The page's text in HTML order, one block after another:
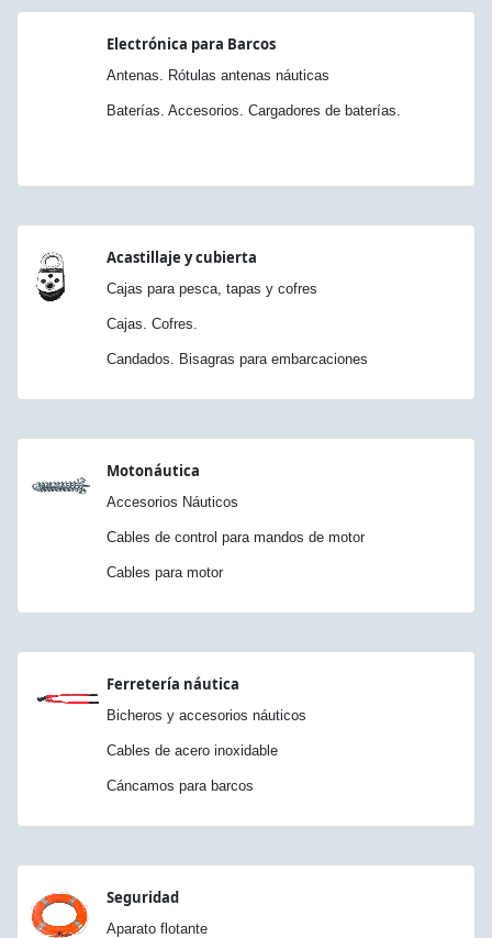
Electrónica para Barcos
Antenas. Rótulas antenas náuticas
Baterías. Accesorios. Cargadores de baterías.
Acastillaje y cubierta
Cajas para pesca, tapas y cofres
Cajas. Cofres.
Candados. Bisagras para embarcaciones
Motonáutica
Accesorios Náuticos
Cables de control para mandos de motor
Cables para motor
Ferretería náutica
Bicheros y accesorios náuticos
Cables de acero inoxidable
Cáncamos para barcos
Seguridad
Aparato flotante